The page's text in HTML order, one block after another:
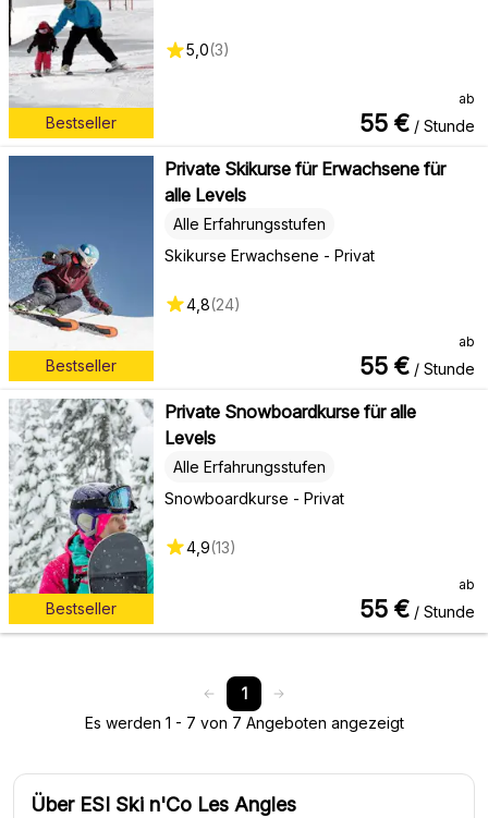
Bestseller
5,0(3)
ab
55 € / Stunde
Bestseller
Private Skikurse für Erwachsene für
alle Levels
Skikurse Erwachsene - Privat
Alle Erfahrungsstufen
4,8(24)
ab
55 € / Stunde
Bestseller
Private Snowboardkurse für alle
Levels
Snowboardkurse - Privat
Alle Erfahrungsstufen
4,9(13)
ab
55 € / Stunde
1
Es werden 1 - 7 von 7 Angeboten angezeigt
Über ESI Ski n'Co Les Angles